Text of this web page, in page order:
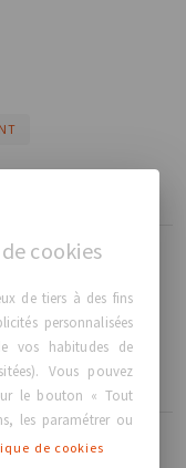
est ravi de
en tant que
Platinum au
SOFCEP
cookies
de tiers à des fins
personnalisées
vos habitudes de
Vous pouvez
le bouton « Tout
les paramétrer ou
de cookies